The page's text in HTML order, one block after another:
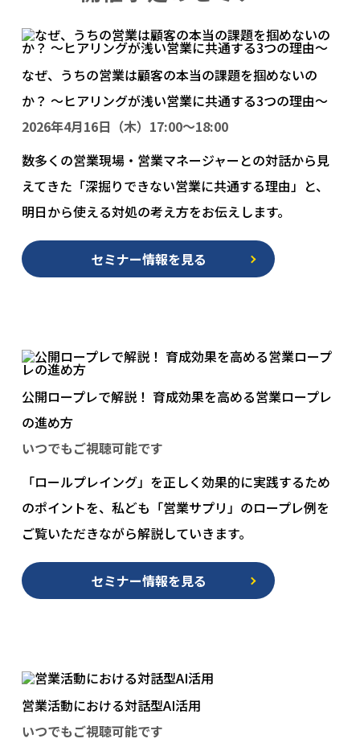
なぜ、うちの営業は顧客の本当の課題を掴めないの
か？ 〜ヒアリングが浅い営業に共通する3つの理由〜
2026年4月16日（木）17:00〜18:00
数多くの営業現場・営業マネージャーとの対話から見
えてきた「深掘りできない営業に共通する理由」と、
明日から使える対処の考え方をお伝えします。
セミナー情報を見る
公開ロープレで解説！ 育成効果を高める営業ロープレ
の進め方
いつでもご視聴可能です
「ロールプレイング」を正しく効果的に実践するため
のポイントを、私ども「営業サプリ」のロープレ例を
ご覧いただきながら解説していきます。
セミナー情報を見る
営業活動における対話型AI活用
いつでもご視聴可能です